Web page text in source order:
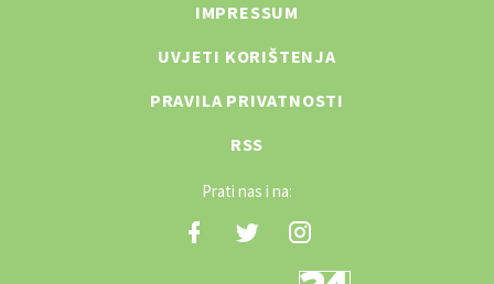
IMPRESSUM
UVJETI KORIŠTENJA
PRAVILA PRIVATNOSTI
RSS
Prati nas i na: